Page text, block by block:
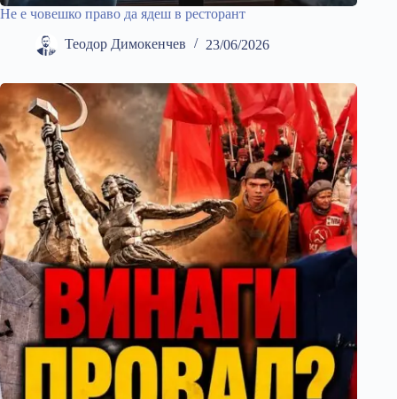
Не е човешко право да ядеш в ресторант
Теодор Димокенчев 23/06/2026